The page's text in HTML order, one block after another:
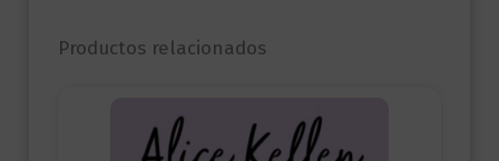
Productos relacionados